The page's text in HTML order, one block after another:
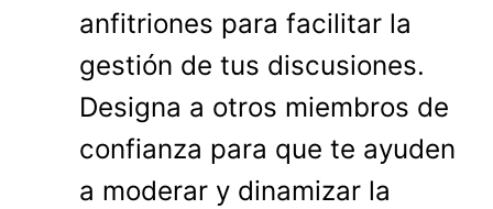
anfitriones para facilitar la
gestión de tus discusiones.
Designa a otros miembros de
confianza para que te ayuden
a moderar y dinamizar la